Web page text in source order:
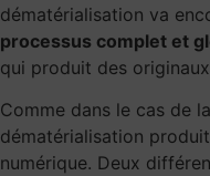
dématérialisation va
processus complet et
qui produit des
Comme dans le cas de
dématérialisation
numérique. Deux